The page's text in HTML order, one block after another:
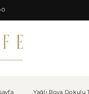
Yağlı Boya Dokulu